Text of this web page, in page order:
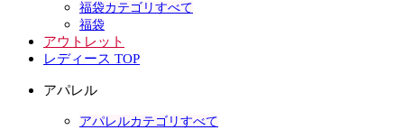
福袋カテゴリすべて
福袋
アウトレット
レディース TOP
アパレル
アパレルカテゴリすべて